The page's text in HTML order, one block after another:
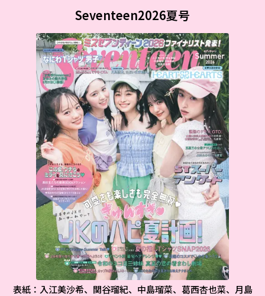
Seventeen2026夏号
表紙：入江美沙希、関谷瑠紀、中島瑠菜、葛西杏也菜、月島